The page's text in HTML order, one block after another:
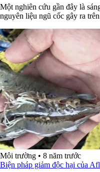
Một nghiên cứu gần đây là
nguyên liệu ngũ cốc gây ra
Môi trường • 8 năm trước
Biện pháp giảm độc hại của